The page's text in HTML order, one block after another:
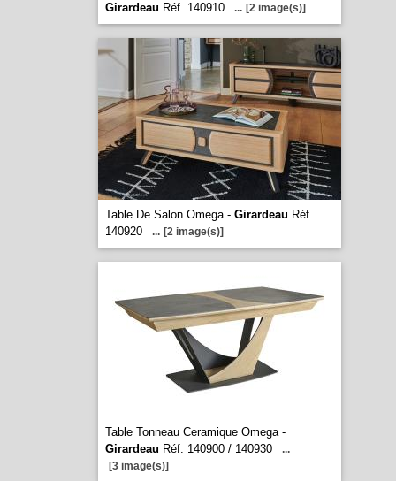
Girardeau Réf. 140910 ... [2 image(s)]
Table De Salon Omega - Girardeau Réf.
140920
... [2 image(s)]
Table Tonneau Ceramique Omega -
Girardeau Réf. 140900 / 140930
...
[3 image(s)]